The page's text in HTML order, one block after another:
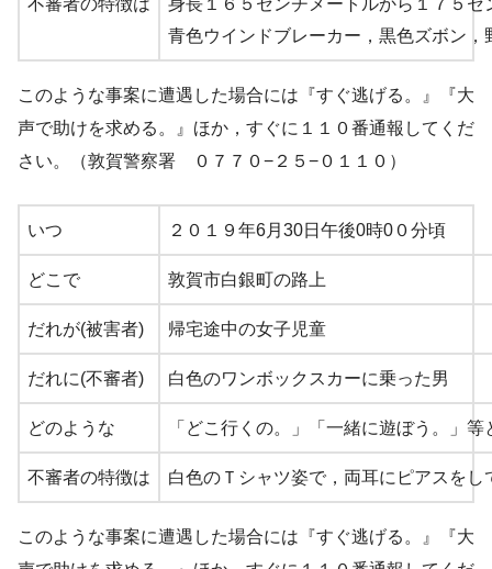
青色ウインドブレーカー，黒色ズボン，
このような事案に遭遇した場合には『すぐ逃げる。』『大
声で助けを求める。』ほか，すぐに１１０番通報してくだ
さい。（敦賀警察署 ０７７０−２５−０１１０）
いつ ２０１９年6月30日午後0時0０分頃
どこで 敦賀市白銀町の路上
だれが(被害者) 帰宅途中の女子児童
だれに(不審者) 白色のワンボックスカーに乗った男
どのような 「どこ行くの。」「一緒に遊ぼう。」
不審者の特徴は 白色のＴシャツ姿で，両耳にピアスをし
このような事案に遭遇した場合には『すぐ逃げる。』『大